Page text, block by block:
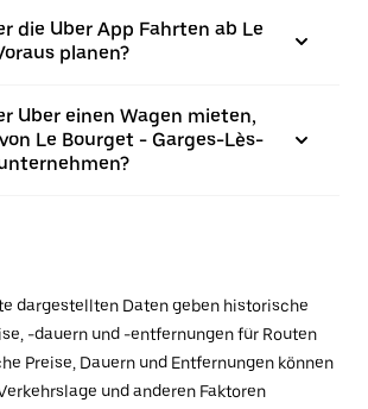
die Uber App Fahrten ab Le
planen?
Uber einen Wagen mieten,
Le Bourget - Garges-Lès-
dargestellten Daten geben historische
-dauern und -entfernungen für Routen
Preise, Dauern und Entfernungen können
und anderen Faktoren